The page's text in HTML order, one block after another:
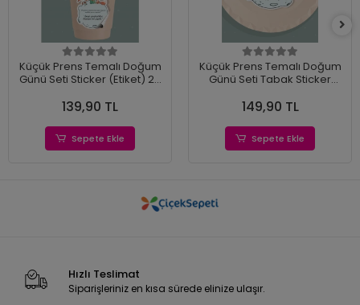
Küçük Prens Temalı Doğum
Günü Seti Sticker (Etiket) 20
139,90 TL
Sepete Ekle
Küçük Prens Temalı Doğum
Günü Seti Tabak Sticker
149,90 TL
Sepete Ekle
Hızlı Teslimat
Siparişleriniz en kısa sürede elinize ulaşır.